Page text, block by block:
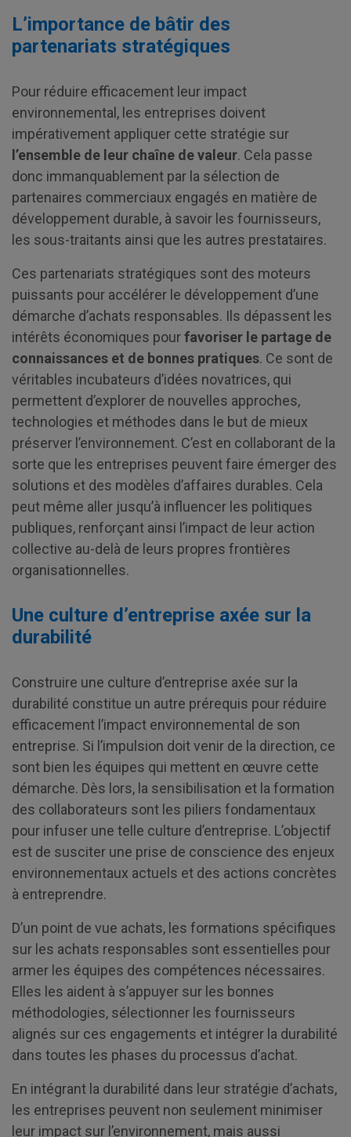
L’importance de bâtir des
partenariats stratégiques
Pour réduire efficacement leur impact
environnemental, les entreprises doivent
impérativement appliquer cette stratégie sur
l’ensemble de leur chaîne de valeur. Cela passe
donc immanquablement par la sélection de
partenaires commerciaux engagés en matière de
développement durable, à savoir les fournisseurs,
les sous-traitants ainsi que les autres prestataires.
Ces partenariats stratégiques sont des moteurs
puissants pour accélérer le développement d’une
démarche d’achats responsables. Ils dépassent les
intérêts économiques pourfavoriser le partage de
connaissances et de bonnes pratiques. Ce sont de
véritables incubateurs d’idées novatrices, qui
permettent d’explorer de nouvelles approches,
technologies et méthodes dans le but de mieux
préserver l’environnement. C’est en collaborant de la
sorte que les entreprises peuvent faire émerger des
solutions et des modèles d’affaires durables. Cela
peut même aller jusqu’à influencer les politiques
publiques, renforçant ainsi l’impact de leur action
collective au-delà de leurs propres frontières
organisationnelles.
Une culture d’entreprise axée sur la
durabilité
Construire une culture d’entreprise axée sur la
durabilité constitue un autre prérequis pour réduire
efficacement l’impact environnemental de son
entreprise. Si l’impulsion doit venir de la direction, ce
sont bien les équipes qui mettent en œuvre cette
démarche. Dès lors, la sensibilisation et la formation
des collaborateurs sont les piliers fondamentaux
pour infuser une telle culture d’entreprise. L’objectif
est de susciter une prise de conscience des enjeux
environnementaux actuels et des actions concrètes
à entreprendre.
D’un point de vue achats, les formations spécifiques
sur les achats responsables sont essentielles pour
armer les équipes des compétences nécessaires.
Elles les aident à s’appuyer sur les bonnes
méthodologies, sélectionner les fournisseurs
alignés sur ces engagements et intégrer la durabilité
dans toutes les phases du processus d’achat.
En intégrant la durabilité dans leur stratégie d’achats,
les entreprises peuvent non seulement minimiser
leur impact sur l’environnement, mais aussi